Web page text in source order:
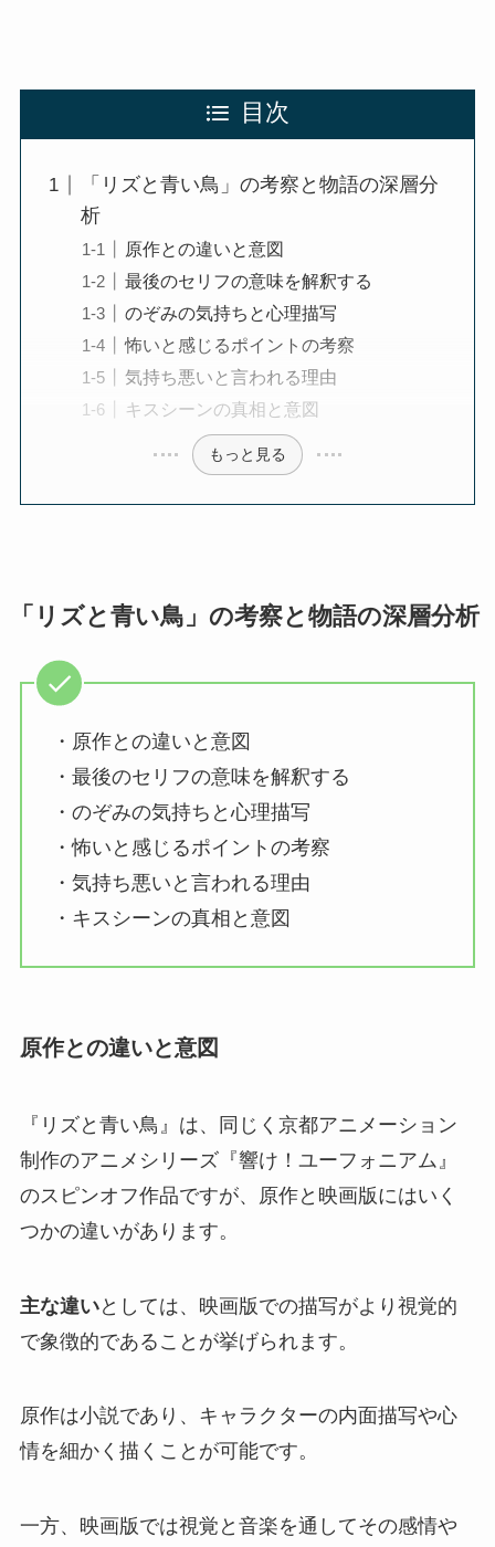
目次
「リズと青い鳥」の考察と物語の深層分
析
原作との違いと意図
最後のセリフの意味を解釈する
のぞみの気持ちと心理描写
怖いと感じるポイントの考察
気持ち悪いと言われる理由
キスシーンの真相と意図
もっと見る
「リズと青い鳥」の考察と物語の深層分析
・原作との違いと意図
・最後のセリフの意味を解釈する
・のぞみの気持ちと心理描写
・怖いと感じるポイントの考察
・気持ち悪いと言われる理由
・キスシーンの真相と意図
原作との違いと意図
『リズと青い鳥』は、同じく京都アニメーション
制作のアニメシリーズ『響け！ユーフォニアム』
のスピンオフ作品ですが、原作と映画版にはいく
つかの違いがあります。
主な違いとしては、映画版での描写がより視覚的
で象徴的であることが挙げられます。
原作は小説であり、キャラクターの内面描写や心
情を細かく描くことが可能です。
一方、映画版では視覚と音楽を通してその感情や